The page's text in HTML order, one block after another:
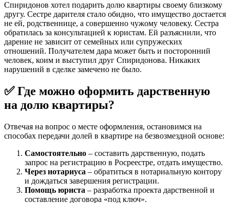
Спиридонов хотел подарить долю квартиры своему близкому
другу. Сестре дарителя стало обидно, что имущество достается
не ей, родственнице, а совершенно чужому человеку. Сестра
обратилась за консультацией к юристам. Ей разъяснили, что
дарение не зависит от семейных или супружеских
отношений. Получателем дара может быть и посторонний
человек, коим и выступил друг Спиридонова. Никаких
нарушений в сделке замечено не было.
✅ Где можно оформить дарственную
на долю квартиры?
Отвечая на вопрос о месте оформления, остановимся на
способах передачи долей в квартире на безвозмездной основе:
Самостоятельно – составить дарственную, подать
запрос на регистрацию в Росреестре, отдать имущество.
Через нотариуса – обратиться в нотариальную контору
и дождаться завершения регистрации.
Помощь юриста – разработка проекта дарственной и
составление договора «под ключ».